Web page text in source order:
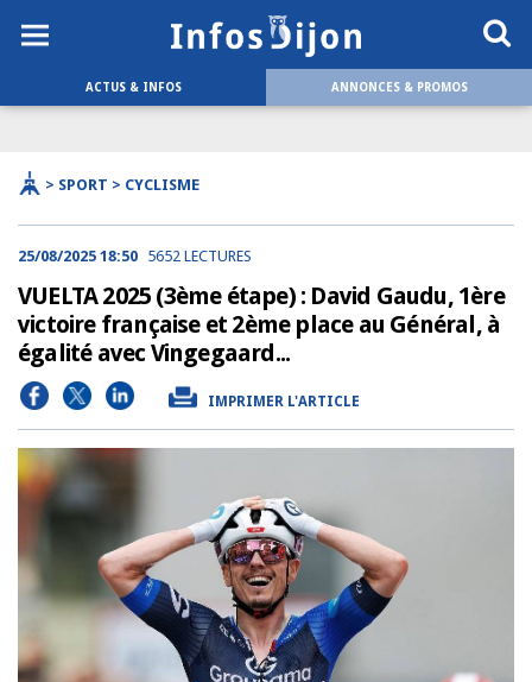
ACTUS & INFOS ANNONCES & PROMOS
> SPORT > CYCLISME
25/08/2025 18:50 5652 LECTURES
VUELTA 2025 (3ème étape) : David Gaudu, 1ère
victoire française et 2ème place au Général, à
égalité avec Vingegaard...
IMPRIMER L'ARTICLE